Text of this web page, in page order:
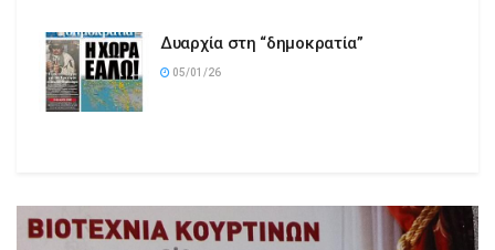
Δυαρχία στη “δημοκρατία”
05/01/26